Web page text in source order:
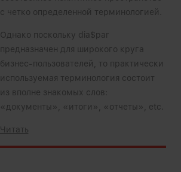
с четко определенной терминологией.
Однако поскольку dia$par
предназначен для широкого круга
бизнес-пользователей, то практически
используемая терминология состоит
из вполне знакомых слов:
«документы», «итоги», «отчеты», etc.
Читать